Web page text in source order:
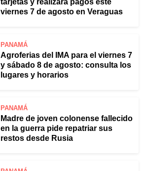
tarjetas y realizará pagos este
viernes 7 de agosto en Veraguas
PANAMÁ
Agroferias del IMA para el viernes 7
y sábado 8 de agosto: consulta los
lugares y horarios
PANAMÁ
Madre de joven colonense fallecido
en la guerra pide repatriar sus
restos desde Rusia